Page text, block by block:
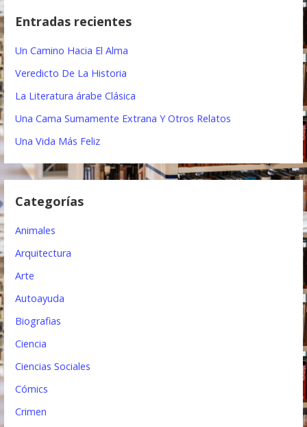
a
ó
n
d
n
d
a
Entradas recientes
Un Camino Hacia El Alma
Veredicto De La Historia
La Literatura árabe Clásica
Una Cama Sumamente Extrana Y Otros Relatos
Una Vida Más Feliz
Categorías
Animales
Arquitectura
Arte
Autoayuda
Biografias
Ciencia
Ciencias Sociales
Cómics
Crimen